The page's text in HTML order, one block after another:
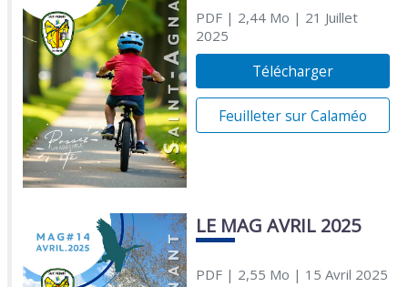
PDF| 2,44 Mo | 21 Juillet
2025
Télécharger
Feuilleter sur Calaméo
LE MAG AVRIL 2025
PDF| 2,55 Mo | 15 Avril 2025